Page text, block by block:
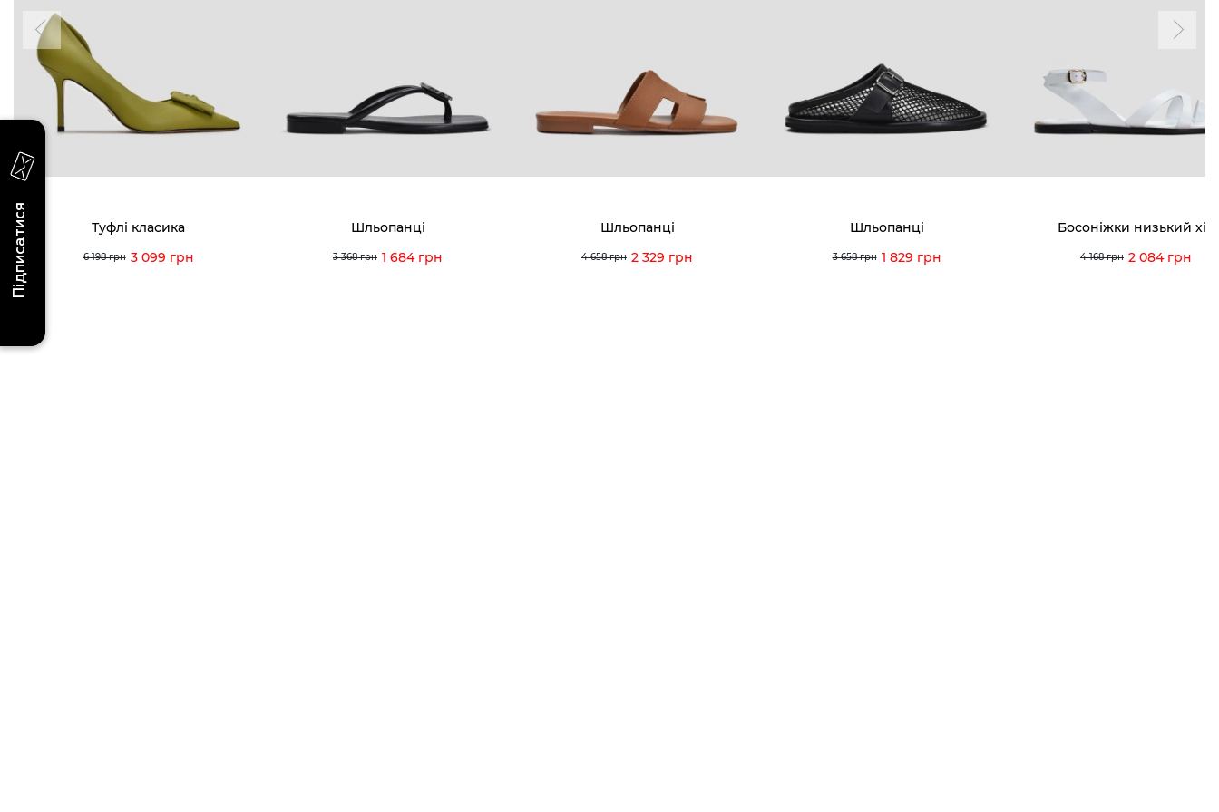
Туфлі класика
6 198 грн 3 099 грн
Шльопанці
3 368 грн 1 684 грн
Шльопанці
4 658 грн 2 329 грн
Шльопанці
3 658 грн 1 829 грн
Босоніжки низький хід
4 168 грн 2 084 грн
надходження, ексклюзивні акції та події
Для неї
Viber
Вакансії та Робота
Наші магазини
Доставка і оплата
Гарантія і повернення
Мої перегляди
Підписатися